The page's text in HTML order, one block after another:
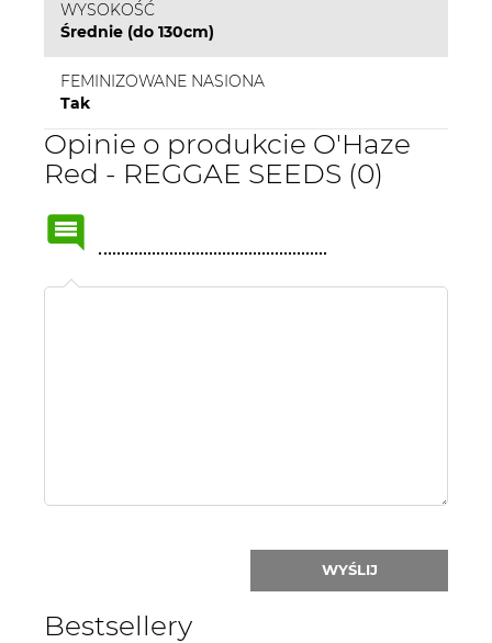
WYSOKOŚĆ
Średnie (do 130cm)
FEMINIZOWANE NASIONA
Tak
Opinie o produkcie O'Haze
Red - REGGAE SEEDS (0)
WYŚLIJ
Bestsellery